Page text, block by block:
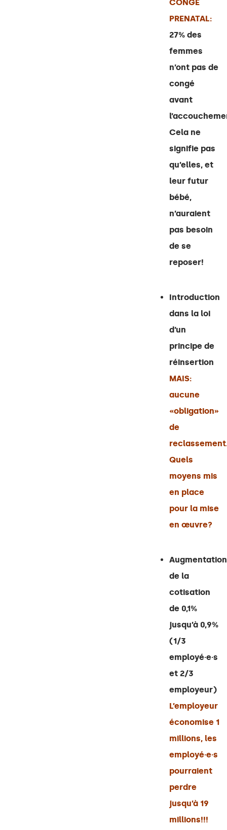
CONGÉ
PRENATAL:
27% des
femmes
n’ont pas de
congé
avant
Cela ne
signifie pas
qu’elles, et
leur futur
bébé,
n’auraient
pas besoin
de se
reposer!
Introduction
dans la loi
d’un
principe de
réinsertion
MAIS:
aucune
«obligation»
de
Quels
moyens mis
en place
pour la mise
en œuvre?
Augmentation
de la
cotisation
de 0,1%
jusqu’à 0,9%
(1/3
employé·e·s
et 2/3
employeur)
L’employeur
économise 1
millions, les
employé·e·s
pourraient
perdre
jusqu’à 19
millions!!!